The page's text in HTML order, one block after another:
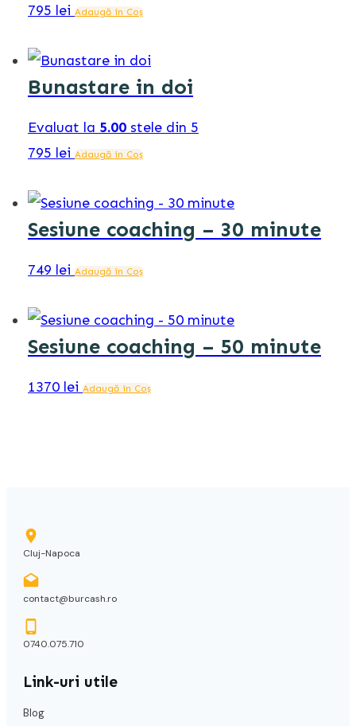
795 lei Adaugă în Coș
Bunastare in doi
Evaluat la 5.00 stele din 5
795 lei Adaugă în Coș
Sesiune coaching – 30 minute
749 lei Adaugă în Coș
Sesiune coaching – 50 minute
1370 lei Adaugă în Coș
Cluj-Napoca
contact@burcash.ro
0740.075.710
Link-uri utile
Blog